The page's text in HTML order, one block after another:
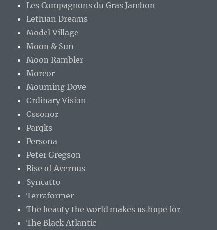
Les Compagnons du Gras Jambon
Lethian Dreams
Model Village
Moon & Sun
Moon Rambler
Moreor
Mourning Dove
Ordinary Vision
Ossonor
Parqks
Persona
Peter Gregson
Rise of Avernus
Syncatto
Terraformer
The beauty the world makes us hope for
The Black Atlantic